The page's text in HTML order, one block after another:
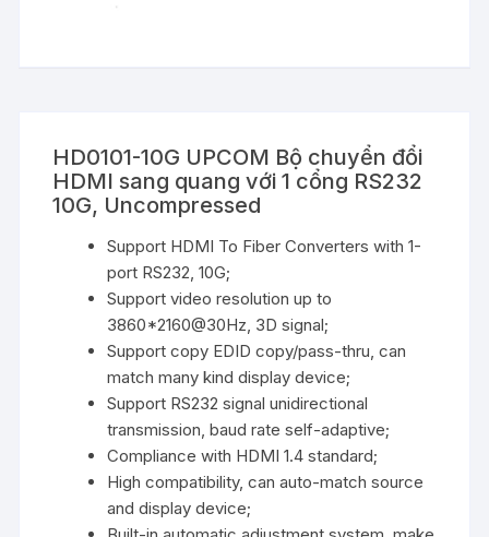
HD0101-10G UPCOM Bộ chuyển đổi
HDMI sang quang với 1 cổng RS232
10G, Uncompressed
Support HDMI To Fiber Converters with 1-
port RS232, 10G;
Support video resolution up to
3860*2160@30Hz, 3D signal;
Support copy EDID copy/pass-thru, can
match many kind display device;
Support RS232 signal unidirectional
transmission, baud rate self-adaptive;
Compliance with HDMI 1.4 standard;
High compatibility, can auto-match source
and display device;